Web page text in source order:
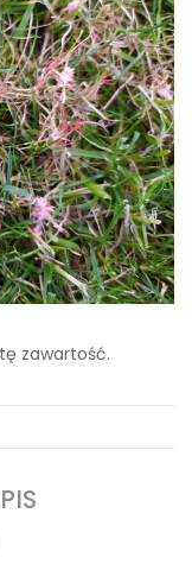
zawartość.